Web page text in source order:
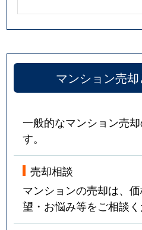
住吉宮町
6,400万円
住吉宮町
4,700万円
住吉宮町
住吉宮町
住吉宮町
3,600万円
住吉宮町
2,100万円
マンション売
一般的なマンション売
す。
売却相談
マンションの売却は、
望・お悩み等をご相談く